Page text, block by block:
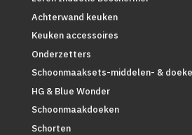
Achterwand keuken
Keuken accessoires
Onderzetters
Schoonmaaksets-middelen- &
HG & Blue Wonder
Schoonmaakdoeken
Schorten